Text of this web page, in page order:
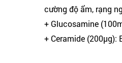
cường độ ẩm, rạng
+ Glucosamine
+ Ceramide (200μg):